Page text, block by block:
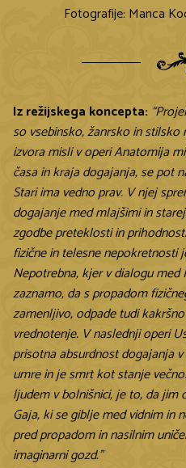
Fotografije: Manca
Iz režijskega koncepta:
so vsebinsko, žanrsko in
izvora misli v operi Anatomija
časa in kraja dogajanja, se pot
Stari ima vedno prav. V njej
dogajanje med mlajšimi in
zgodbe preteklosti in
fizične in telesne nepokretnosti
Nepotrebna, kjer v dialogu
zaznamo, da s propadom
zamenljivo, odpade tudi
vrednotenje. V naslednji operi
prisotna absurdnost dogajanja
umre in je smrt kot stanje
ljudem v bolnišnici, je to, da jim
Gaja, ki se giblje med vidnim in
pred propadom in nasilnim
imaginarni gozd.”